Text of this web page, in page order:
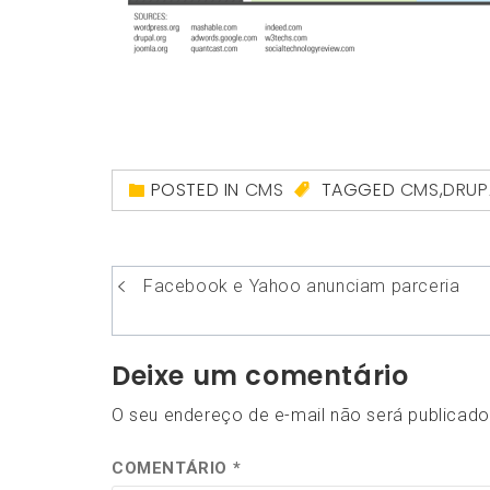
POSTED IN CMS TAGGED CMS,
Navegação
Post
Facebook e Yahoo anunciam parceria
Deixe um comentário
O seu endereço de e-mail não será
COMENTÁRIO *